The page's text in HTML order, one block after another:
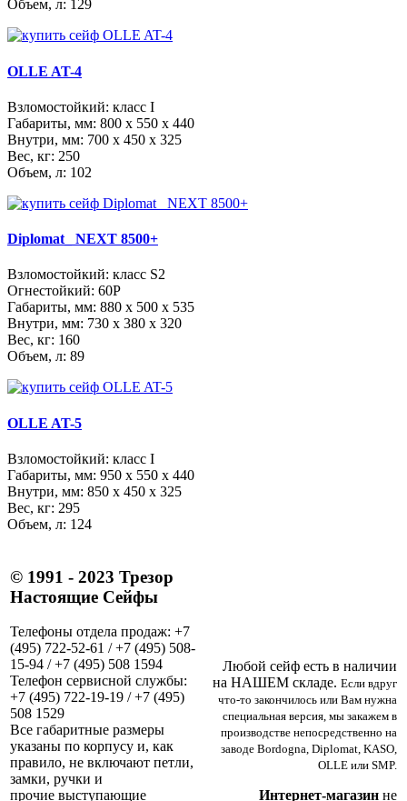
Объем, л: 129
OLLE AT-4
Взломостойкий: класс I
Габариты, мм: 800 x 550 x 440
Внутри, мм: 700 x 450 x 325
Вес, кг: 250
Объем, л: 102
Diplomat_ NEXT 8500+
Взломостойкий: класс S2
Огнестойкий: 60Р
Габариты, мм: 880 x 500 x 535
Внутри, мм: 730 x 380 x 320
Вес, кг: 160
Объем, л: 89
OLLE AT-5
Взломостойкий: класс I
Габариты, мм: 950 x 550 x 440
Внутри, мм: 850 x 450 x 325
Вес, кг: 295
Объем, л: 124
© 1991 - 2023 Трезор
Настоящие Сейфы
Телефоны отдела продаж: +7
(495) 722-52-61 / +7 (495) 508-
15-94 / +7 (495) 508 1594
Телефон сервисной службы:
+7 (495) 722-19-19 / +7 (495)
508 1529
Все габаритные размеры
указаны по корпусу и, как
правило, не включают петли,
замки, ручки и
прочие выступающие
Любой сейф есть в наличии
на НАШЕМ складе. Если вдруг
что-то закончилось или Вам нужна
специальная версия, мы закажем в
производстве непосредственно на
заводе Bordogna, Diplomat, KASO,
OLLE или SMP.
Интернет-магазин не